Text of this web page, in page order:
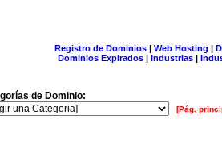
Registro de Dominios| Web Hosting |
Dominios Expirados | Industrias |
de Dominio:
[Pág.